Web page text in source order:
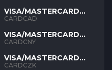
VISA/MASTERCARD
CAD
CARDCAD
VISA/MASTERCARD
CNY
CARDCNY
VISA/MASTERCARD
CZK
CARDCZK